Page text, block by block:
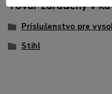
Tovar zaradený v
Príslušenstvo pre
Stihl